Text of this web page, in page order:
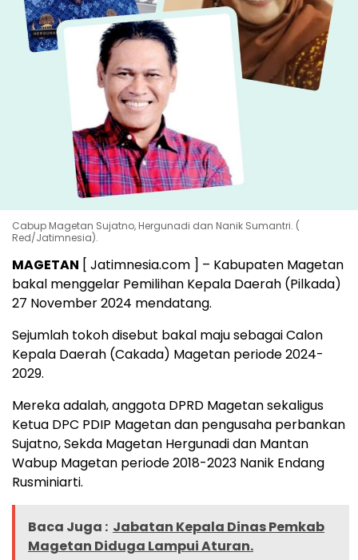
Cabup Magetan Sujatno, Hergunadi dan Nanik Sumantri. (
Red/Jatimnesia).
MAGETAN [ Jatimnesia.com ] – Kabupaten Magetan
bakal menggelar Pemilihan Kepala Daerah (Pilkada)
27 November 2024 mendatang.
Sejumlah tokoh disebut bakal maju sebagai Calon
Kepala Daerah (Cakada) Magetan periode 2024-
2029.
Mereka adalah, anggota DPRD Magetan sekaligus
Ketua DPC PDIP Magetan dan pengusaha perbankan
Sujatno, Sekda Magetan Hergunadi dan Mantan
Wabup Magetan periode 2018-2023 Nanik Endang
Rusminiarti.
Baca Juga : Jabatan Kepala Dinas Pemkab
Magetan Diduga Lampui Aturan.